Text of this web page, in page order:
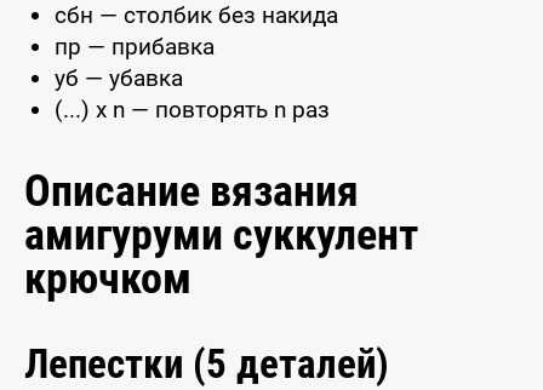
сбн — столбик без накида
пр — прибавка
уб — убавка
(...) x n — повторять n раз
Описание вязания
амигуруми суккулент
крючком
Лепестки (5 деталей)